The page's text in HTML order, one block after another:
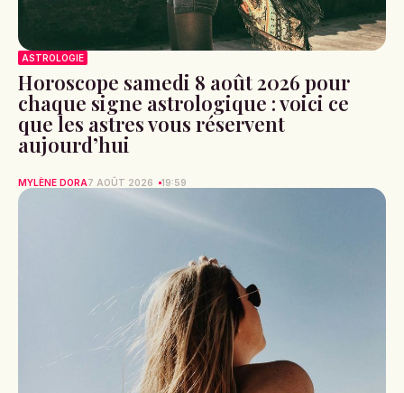
ASTROLOGIE
Horoscope samedi 8 août 2026 pour
chaque signe astrologique : voici ce
que les astres vous réservent
aujourd’hui
MYLÈNE DORA7 AOÛT 2026 19:59